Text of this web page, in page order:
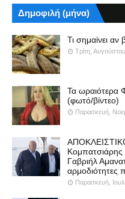
Δημοφιλή (μήνα)
Τι σημαίνει
Τρίτη,
Τα ωραιότερα
(φωτό/βίντεο)
Παρασκευή,
Κομπατσιάρης
Γαβριήλ
αρμοδιότητες
Παρασκευή,